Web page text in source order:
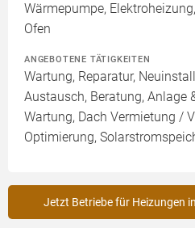
Wärmepumpe,
Ofen
ANGEBOTENE TÄTIGKEITEN
Wartung, Reparatur,
Austausch, Beratung, Anlage
Wartung, Dach Vermietung /
Optimierung,
Jetzt Betriebe für Heizungen